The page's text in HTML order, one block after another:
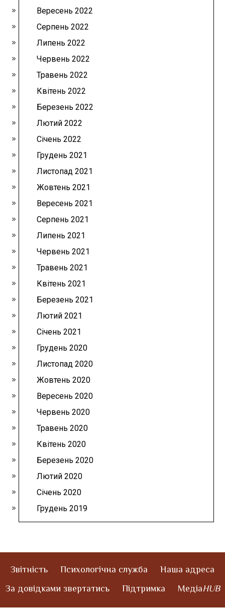
Вересень 2022
Серпень 2022
Липень 2022
Червень 2022
Травень 2022
Квітень 2022
Березень 2022
Лютий 2022
Січень 2022
Грудень 2021
Листопад 2021
Жовтень 2021
Вересень 2021
Серпень 2021
Липень 2021
Червень 2021
Травень 2021
Квітень 2021
Березень 2021
Лютий 2021
Січень 2021
Грудень 2020
Листопад 2020
Жовтень 2020
Вересень 2020
Червень 2020
Травень 2020
Квітень 2020
Березень 2020
Лютий 2020
Січень 2020
Грудень 2019
Звітність Психологічна служба
Наша адреса
За довідками звертатись
Підтримка МедіаHUB